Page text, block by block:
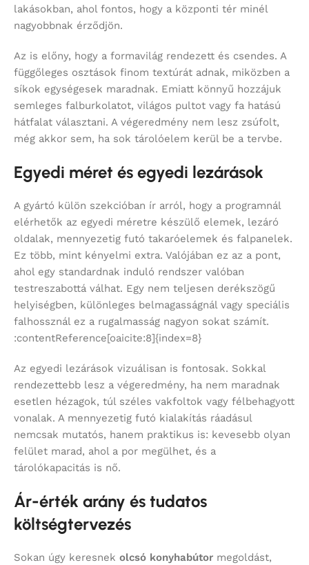
lakásokban, ahol fontos, hogy a központi tér minél
nagyobbnak érződjön.
Az is előny, hogy a formavilág rendezett és csendes. A
függőleges osztások finom textúrát adnak, miközben a
síkok egységesek maradnak. Emiatt könnyű hozzájuk
semleges falburkolatot, világos pultot vagy fa hatású
hátfalat választani. A végeredmény nem lesz zsúfolt,
még akkor sem, ha sok tárolóelem kerül be a tervbe.
Egyedi méret és egyedi lezárások
A gyártó külön szekcióban ír arról, hogy a programnál
elérhetők az egyedi méretre készülő elemek, lezáró
oldalak, mennyezetig futó takaróelemek és falpanelek.
Ez több, mint kényelmi extra. Valójában ez az a pont,
ahol egy standardnak induló rendszer valóban
testreszabottá válhat. Egy nem teljesen derékszögű
helyiségben, különleges belmagasságnál vagy speciális
falhossznál ez a rugalmasság nagyon sokat számít.
:contentReference[oaicite:8]{index=8}
Az egyedi lezárások vizuálisan is fontosak. Sokkal
rendezettebb lesz a végeredmény, ha nem maradnak
esetlen hézagok, túl széles vakfoltok vagy félbehagyott
vonalak. A mennyezetig futó kialakítás ráadásul
nemcsak mutatós, hanem praktikus is: kevesebb olyan
felület marad, ahol a por megülhet, és a
tárolókapacitás is nő.
Ár-érték arány és tudatos
költségtervezés
Sokan úgy keresnek olcsó konyhabútor megoldást,